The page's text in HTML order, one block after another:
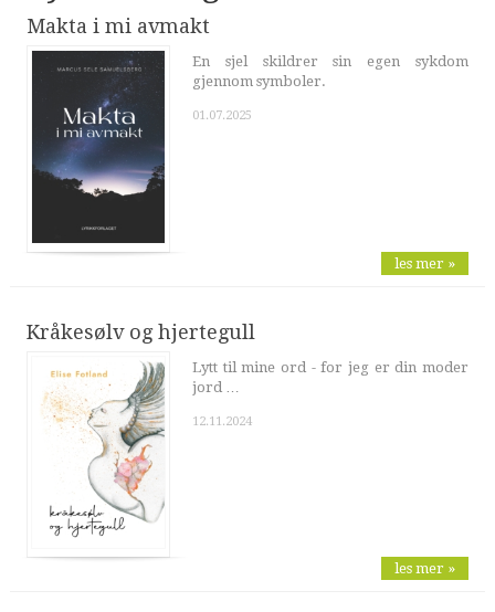
Makta i mi avmakt
En sjel skildrer sin egen sykdom
gjennom symboler.
01.07.2025
les mer »
Kråkesølv og hjertegull
Lytt til mine ord - for jeg er din moder
jord …
12.11.2024
les mer »